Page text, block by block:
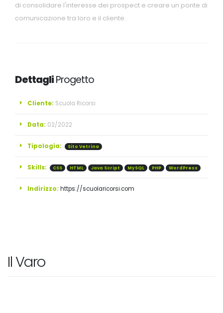
di consolidare l'interesse dei prospect e creare un ponte di
comunicazione tra loro e il cliente.
DettagliProgetto
Cliente: Scuola Ricorsi
Data: 02/2022
Tipologia: Sito Vetrina
Skills: CSS HTML Java Script MySQL PHP WordPress
Indirizzo: https://scuolaricorsi.com
Il Varo